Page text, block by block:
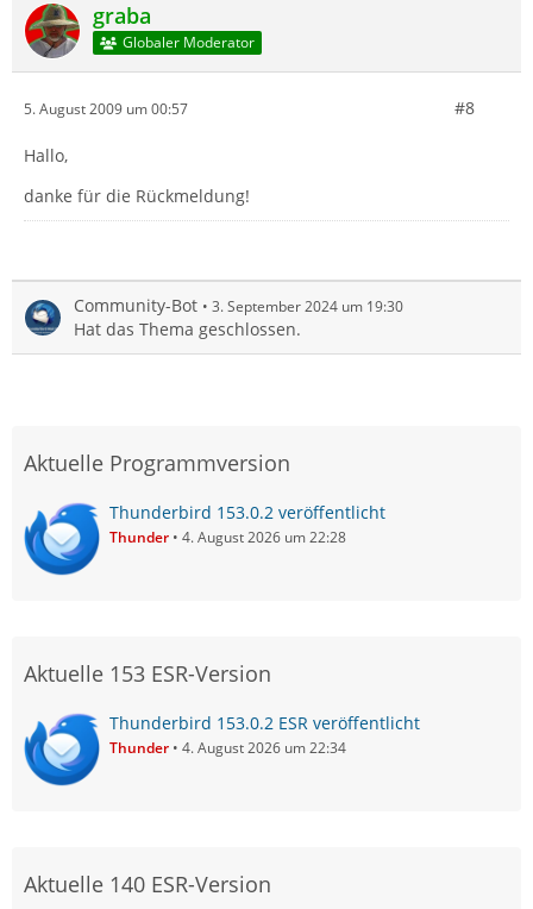
graba
Globaler Moderator
5. August 2009 um 00:57 #8
Hallo,
danke für die Rückmeldung!
Community-Bot 3. September 2024 um 19:30
Hat das Thema geschlossen.
Aktuelle Programmversion
Thunderbird 153.0.2 veröffentlicht
Thunder 4. August 2026 um 22:28
Aktuelle 153 ESR-Version
Thunderbird 153.0.2 ESR veröffentlicht
Thunder 4. August 2026 um 22:34
Aktuelle 140 ESR-Version